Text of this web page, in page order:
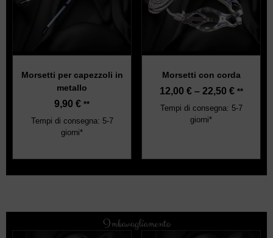
Morsetti per capezzoli in
metallo
9,90 € **
Tempi di consegna: 5-7
giorni*
Morsetti con corda
12,00 €– 22,50 € **
Tempi di consegna: 5-7
giorni*
Imbavagliamento